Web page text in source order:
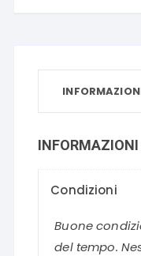
Condizioni
Buone
del tempo.